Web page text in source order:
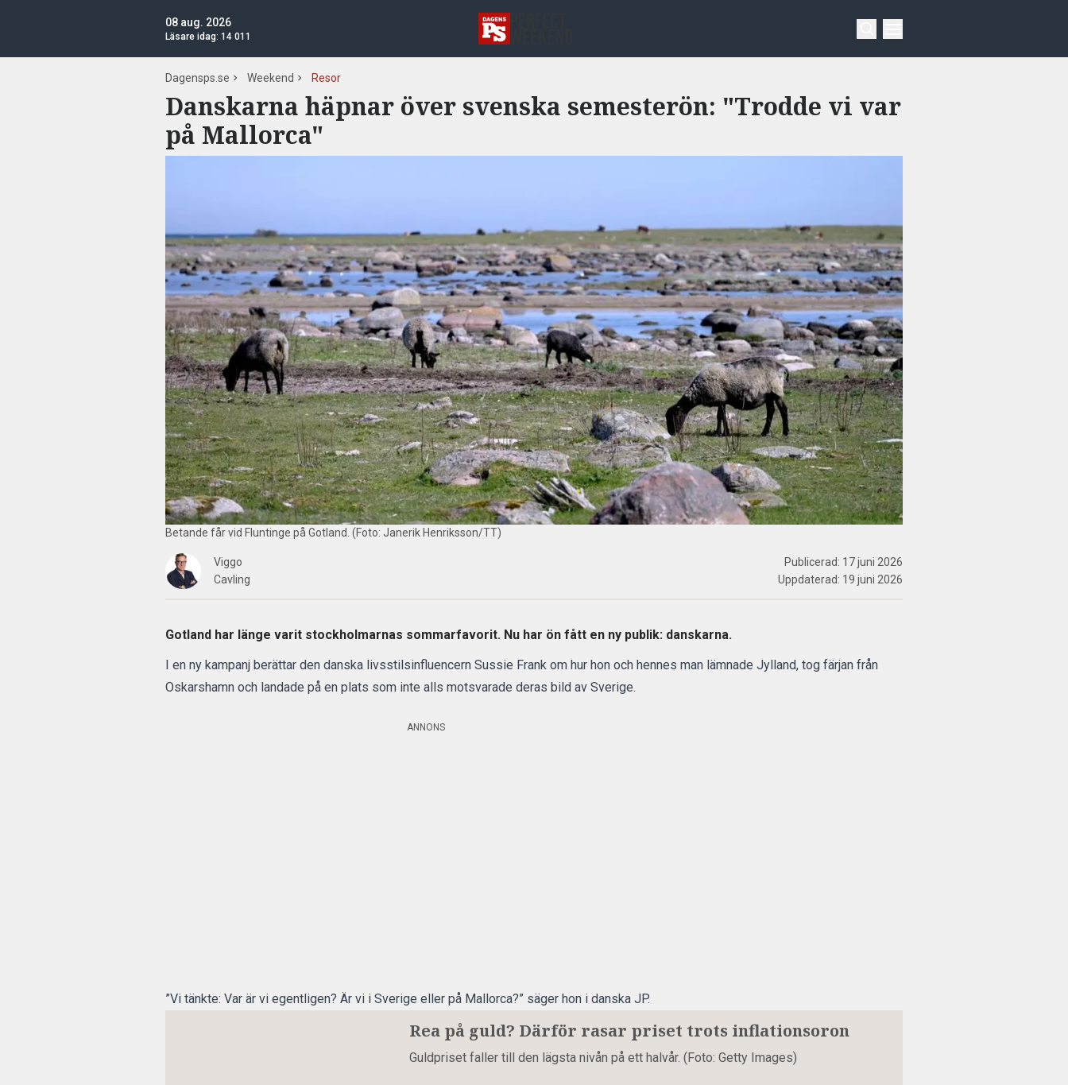
08 aug. 2026
Läsare idag: 14 011
Dagensps.se Weekend Resor
Danskarna häpnar över svenska semesterön: "Trodde vi var
på Mallorca"
Betande får vid Fluntinge på Gotland. (Foto: Janerik Henriksson/TT)
Viggo
Cavling
Publicerad: 17 juni 2026
Uppdaterad: 19 juni 2026
Gotland har länge varit stockholmarnas sommarfavorit. Nu har ön fått en ny publik: danskarna.
I en ny kampanj berättar den danska livsstilsinfluencern Sussie Frank om hur hon och hennes man lämnade Jylland, tog färjan från
Oskarshamn och landade på en plats som inte alls motsvarade deras bild av Sverige.
ANNONS
”Vi tänkte: Var är vi egentligen? Är vi i Sverige eller på Mallorca?” säger hon i danska JP.
Rea på guld? Därför rasar priset trots inflationsoron
Guldpriset faller till den lägsta nivån på ett halvår. (Foto: Getty Images)